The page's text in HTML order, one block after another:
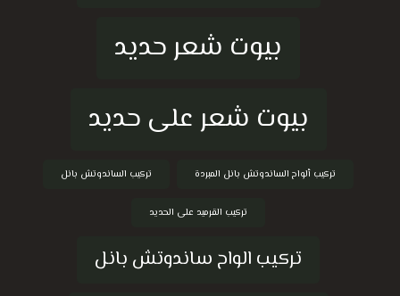
بيوت شعر حديد
بيوت شعر على حديد
تركيب ألواح الساندوتش بانل المبردة تركيب الساندوتش بانل
تركيب القرميد على الحديد
تركيب الواح ساندوتش بانل